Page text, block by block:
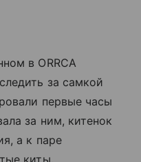
в ORRCA
за самкой
первые часы
за ним, китенок
а к паре